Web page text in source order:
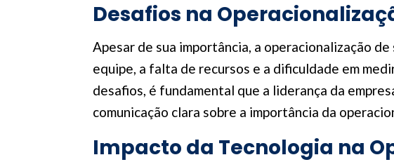
Desafios na
Apesar de sua importância, a operacionalização
equipe, a falta de recursos e a dificuldade em
desafios, é fundamental que a liderança da
comunicação clara sobre a importância da
Impacto da Tecnologia na